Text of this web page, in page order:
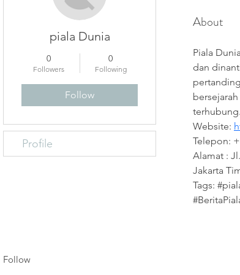
About
Piala
dan
terhubung.
Website:
Telepon:
Alamat :
Jakarta
Tags:
piala Dunia
0
Followers
0
Following
Follow
Profile
Follow